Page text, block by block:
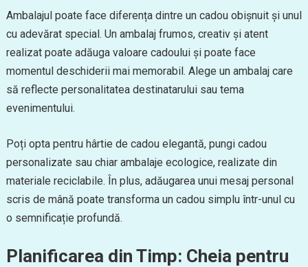
Ambalajul poate face diferența dintre un cadou obișnuit și unul
cu adevărat special. Un ambalaj frumos, creativ și atent
realizat poate adăuga valoare cadoului și poate face
momentul deschiderii mai memorabil. Alege un ambalaj care
să reflecte personalitatea destinatarului sau tema
evenimentului.
Poți opta pentru hârtie de cadou elegantă, pungi cadou
personalizate sau chiar ambalaje ecologice, realizate din
materiale reciclabile. În plus, adăugarea unui mesaj personal
scris de mână poate transforma un cadou simplu într-unul cu
o semnificație profundă.
Planificarea din Timp: Cheia pentru